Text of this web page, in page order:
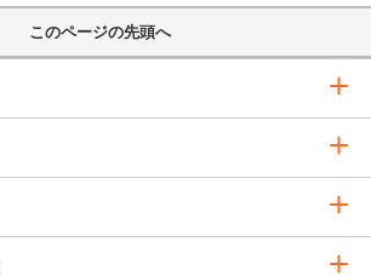
このページの先頭へ